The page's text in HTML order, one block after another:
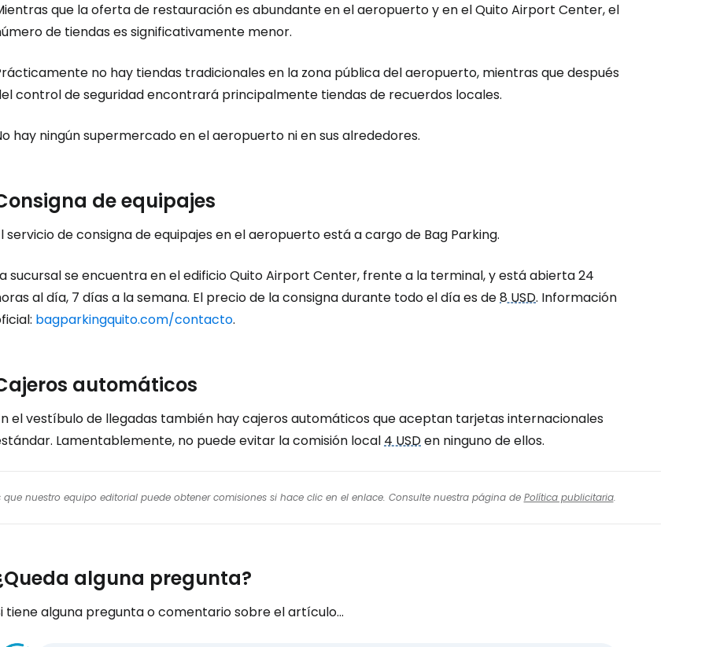
que la oferta de restauración es abundante en el aeropuerto y en el Quito Airport Center, el
de tiendas es significativamente menor.
no hay tiendas tradicionales en la zona pública del aeropuerto, mientras que después
control de seguridad encontrará principalmente tiendas de recuerdos locales.
hay ningún supermercado en el aeropuerto ni en sus alrededores.
de equipajes
servicio de consigna de equipajes en el aeropuerto está a cargo de Bag Parking.
sucursal se encuentra en el edificio Quito Airport Center, frente a la terminal, y está abierta 24
al día, 7 días a la semana. El precio de la consigna durante todo el día es de8 USD. Información
bagparkingquito.com/contacto.
automáticos
el vestíbulo de llegadas también hay cajeros automáticos que aceptan tarjetas internacionales
Lamentablemente, no puede evitar la comisión local4 USDen ninguno de ellos.
nuestro equipo editorial puede obtener comisiones si hace clic en el enlace. Consulte nuestra página de Política publicitaria.
alguna pregunta?
tiene alguna pregunta o comentario sobre el artículo...